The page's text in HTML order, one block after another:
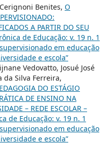
Benites, O
A PARTIR DO SEU
de Educação: v. 19 n. 1
em educação
e escola”
Vedovatto, Josué José
da Silva Ferreira,
DO ESTÁGIO
DE ENSINO NA
– REDE ESCOLAR –
de Educação: v. 19 n. 1
em educação
e escola”